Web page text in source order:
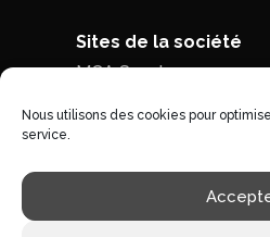
Nous utilisons des cookies pour
service.
Sites de la société
MCA Seed
Politique de confidentialité|
générales de ventes